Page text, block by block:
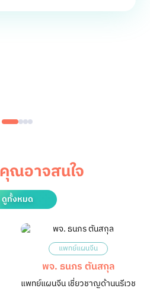
ณอาจสนใจ
ดูทั้งหมด
แพทย์แผนจีน
พจ. ธนภร ตันสกุล
แพทย์แผนจีน เชี่ยวชาญด้านนรีเวช